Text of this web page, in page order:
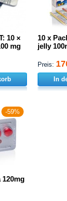
10 ×
mg
10 x
jelly
Preis:
In
-59%
120mg